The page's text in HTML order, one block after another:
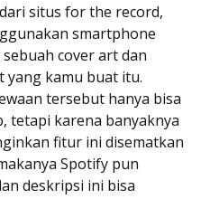
situs for the record,
smartphone
cover art dan
yang kamu buat itu.
tersebut hanya bisa
tetapi karena banyaknya
fitur ini disematkan
Spotify pun
deskripsi ini bisa